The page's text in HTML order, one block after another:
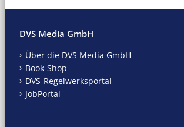
DVS Media GmbH
Über die DVS Media GmbH
Book-Shop
DVS-Regelwerksportal
JobPortal